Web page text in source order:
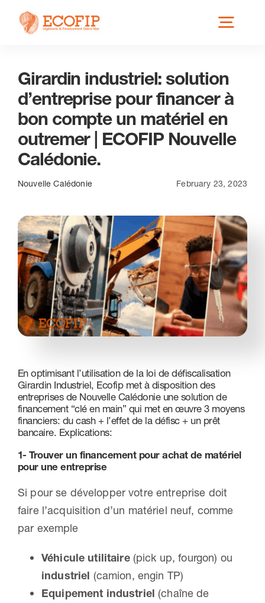
Skip
Qui est ECOFIP ?
Nos Services
Nos Implantations
Actus
Nous contacter
Girardin industriel: solution
d’entreprise pour financer à
bon compte un matériel en
outremer | ECOFIP Nouvelle
Calédonie.
Nouvelle Calédonie February 23, 2023
En optimisant l’utilisation de la loi de défiscalisation
Girardin Industriel, Ecofip met à disposition des
entreprises de Nouvelle Calédonie une solution de
financement “clé en main” qui met en œuvre 3 moyens
financiers: du cash + l’effet de la défisc + un prêt
bancaire. Explications:
1- Trouver un financement pour achat de matériel
pour une entreprise
Si pour se développer votre entreprise doit
faire l’acquisition d’un matériel neuf, comme
par exemple
Véhicule utilitaire (pick up, fourgon) ou
industriel (camion, engin TP)
Equipement industriel (chaîne de